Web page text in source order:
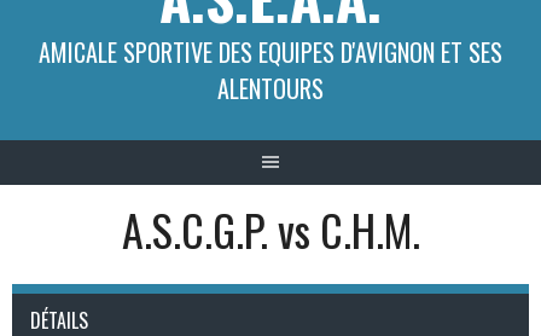
AMICALE SPORTIVE DES EQUIPES D'AVIGNON ET SES
ALENTOURS
A.S.C.G.P. vs C.H.M.
DÉTAILS